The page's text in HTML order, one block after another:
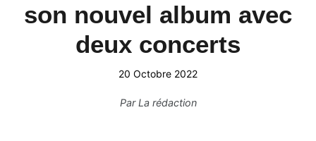
son nouvel album avec
deux concerts
20 Octobre 2022
ParLa rédaction